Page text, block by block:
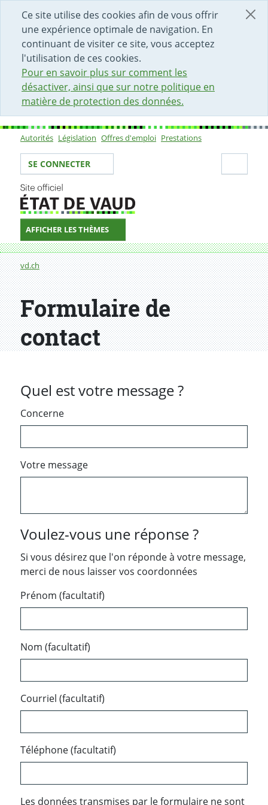
Ce site utilise des cookies afin de vous offrir
une expérience optimale de navigation. En
continuant de visiter ce site, vous acceptez
l'utilisation de ces cookies.
Pour en savoir plus sur comment les
désactiver, ainsi que sur notre politique en
matière de protection des données.
DÉBUT DU CONTENU DE LA PAGE
ACCÈS AU CHAMP DE RECHERCHE
PAGE D'ACCUEIL
FORMULAIRE DE CONTACT
Sous-navigation
Autorités Législation Offres d'emploi Prestations
Votre identité
SE CONNECTER
AFFICHER LES THÈMES
Fil d'Ariane
vd.ch
Formulaire de contact
Formulaire de
contact
Quel est votre message ?
Concerne
Votre message
Voulez-vous une réponse ?
Si vous désirez que l'on réponde à votre message,
merci de nous laisser vos coordonnées
Prénom (facultatif)
Nom (facultatif)
Courriel (facultatif)
Téléphone (facultatif)
Les données transmises par le formulaire ne sont